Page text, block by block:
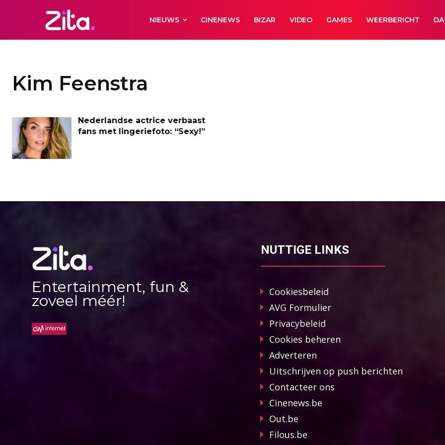
NIEUWS CINENEWS BIZAR VIDEO GAMES WEERBERICHT
Kim Feenstra
Nederlandse actrice verbaast
fans met lingeriefoto: “Sexy!”
Entertainment, fun &
zoveel méér!
NUTTIGE LINKS
Cookiesbeleid
AVG Formulier
Privacybeleid
Cookies beheren
Adverteren
Uitschrijven op push berichten
Contacteer ons
Cinenews.be
Out.be
Filous.be